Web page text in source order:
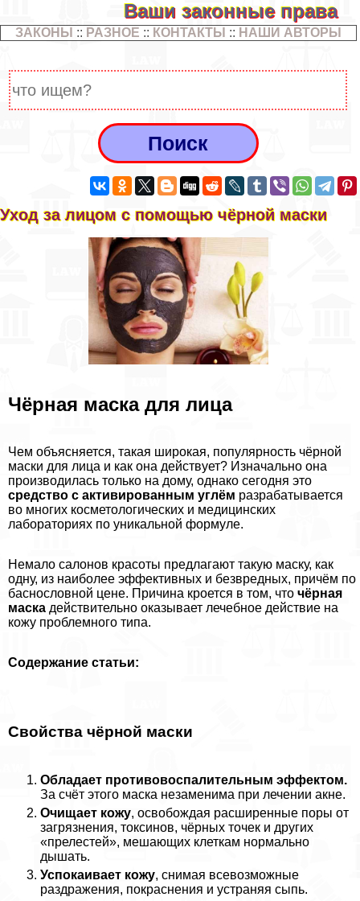
Ваши законные права
ЗАКОНЫ :: РАЗНОЕ :: КОНТАКТЫ :: НАШИ АВТОРЫ
Уход за лицом с помощью чёрной маски
Чёрная маска для лица
Чем объясняется, такая широкая, популярность чёрной
маски для лица и как она действует? Изначально она
производилась только на дому, однако сегодня это
средство с активированным углём разpaбатывается
во многих косметологических и медицинских
лабораториях по уникальной формуле.
Немало салонов красоты предлагают такую маску, как
одну, из наиболее эффективных и безвредных, причём по
баснословной цене. Причина кроется в том, что чёрная
маска действительно оказывает лечебное действие на
кожу проблемного типа.
Содержание статьи:
Свойства чёрной маски
Обладает противовоспалительным эффектом.
За счёт этого маска незаменима при лечении акне.
Очищает кожу, освобождая расширенные поры от
загрязнения, токсинов, чёрных точек и других
«прелестей», мешающих клеткам нормально
дышать.
Успокаивает кожу, снимая всевозможные
раздражения, покраснения и устраняя сыпь.